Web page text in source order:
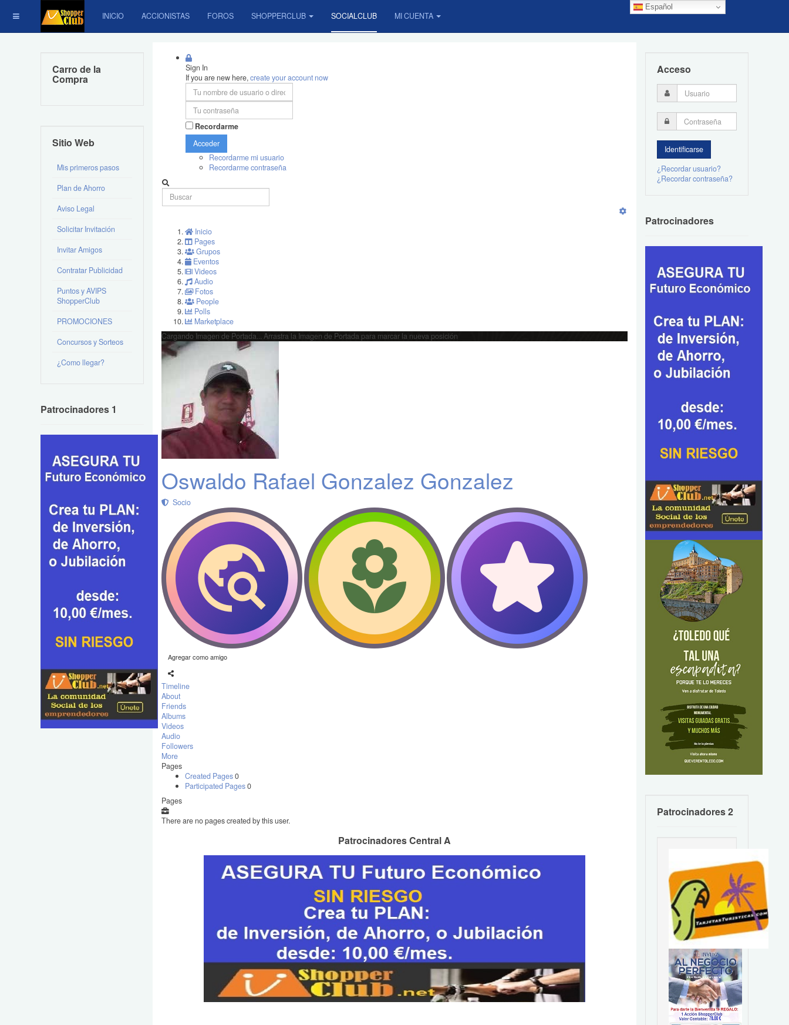
Español
INICIO ACCIONISTAS FOROS SHOPPERCLUB SOCIALCLUB MI CUENTA
Sign In
If you are new here,create your account now
Recordarme
Acceder
Recordarme mi usuario
Recordarme contraseña
Inicio
Pages
Grupos
Eventos
Videos
Audio
Fotos
People
Polls
Marketplace
Cargando Imagen de Portada... Arrastra la Imagen de Portada para marcar la nueva posición
Oswaldo Rafael Gonzalez Gonzalez
Socio
Agregar como amigo
Timeline
About
Friends
Albums
Videos
Audio
Followers
More
Pages
Created Pages0
Participated Pages0
Pages
There are no pages created by this user.
Patrocinadores Central A
Carro de la
Compra
Sitio Web
Mis primeros pasos
Plan de Ahorro
Aviso Legal
Solicitar Invitación
Invitar Amigos
Contratar Publicidad
Puntos y AVIPS
ShopperClub
PROMOCIONES
Concursos y Sorteos
¿Como llegar?
Patrocinadores 1
Acceso
¿Recordar usuario?
¿Recordar contraseña?
Patrocinadores
Patrocinadores 2